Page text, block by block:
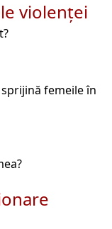
violenței
femeile în